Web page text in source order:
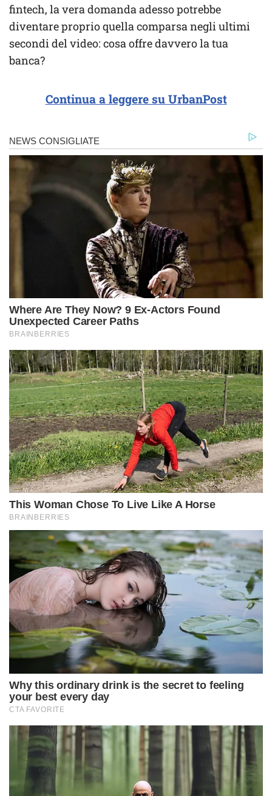
fintech, la vera domanda adesso potrebbe
diventare proprio quella comparsa negli ultimi
secondi del video: cosa offre davvero la tua
banca?
Continua a leggere su UrbanPost